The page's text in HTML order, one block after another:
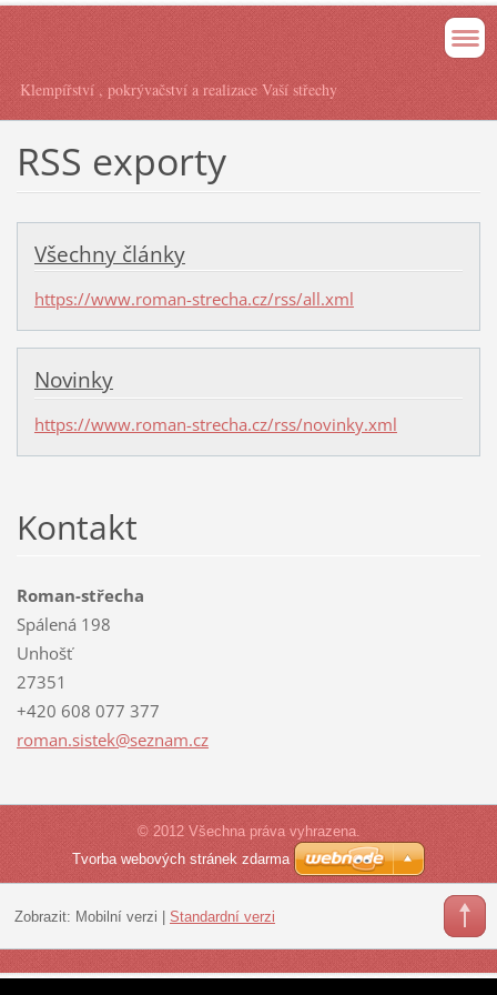
Klempířství , pokrývačství a realizace Vaší střechy
RSS exporty
Všechny články
https://www.roman-strecha.cz/rss/all.xml
Novinky
https://www.roman-strecha.cz/rss/novinky.xml
Kontakt
Roman-střecha
Spálená 198
Unhošť
27351
+420 608 077 377
roman.sistek@seznam.cz
© 2012 Všechna práva vyhrazena.
Tvorba webových stránek zdarma
Zobrazit: Mobilní verzi Standardní verzi